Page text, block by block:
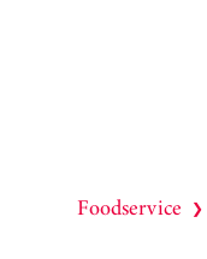
Foodservice ❯